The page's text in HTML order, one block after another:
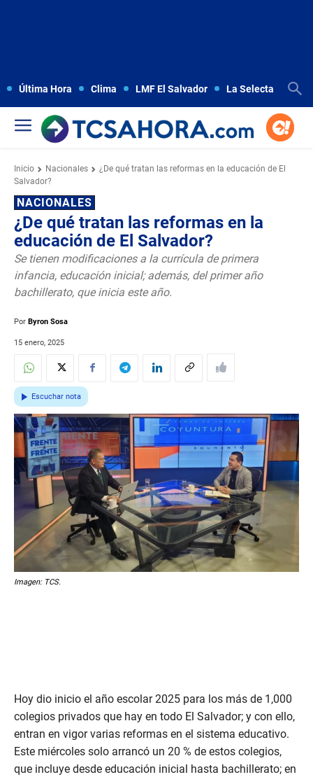
Última Hora Clima LMF El Salvador La Selecta
Inicio Nacionales
¿De qué tratan las reformas en la educación de El
Salvador?
NACIONALES
¿De qué tratan las reformas en la
educación de El Salvador?
Se tienen modificaciones a la currícula de primera
infancia, educación inicial; además, del primer año
bachillerato, que inicia este año.
Por Byron Sosa
15 enero, 2025
Escuchar nota
Imagen: TCS.
Hoy dio inicio el año escolar 2025 para los más de 1,000
colegios privados que hay en todo El Salvador; y con ello,
entran en vigor varias reformas en el sistema educativo.
Este miércoles solo arrancó un 20 % de estos colegios,
que incluye desde educación inicial hasta bachillerato; en